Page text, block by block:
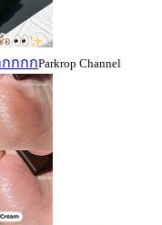
กกกกParkrop Channel